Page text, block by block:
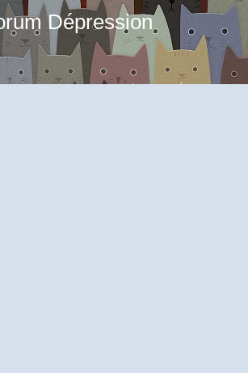
Dépression